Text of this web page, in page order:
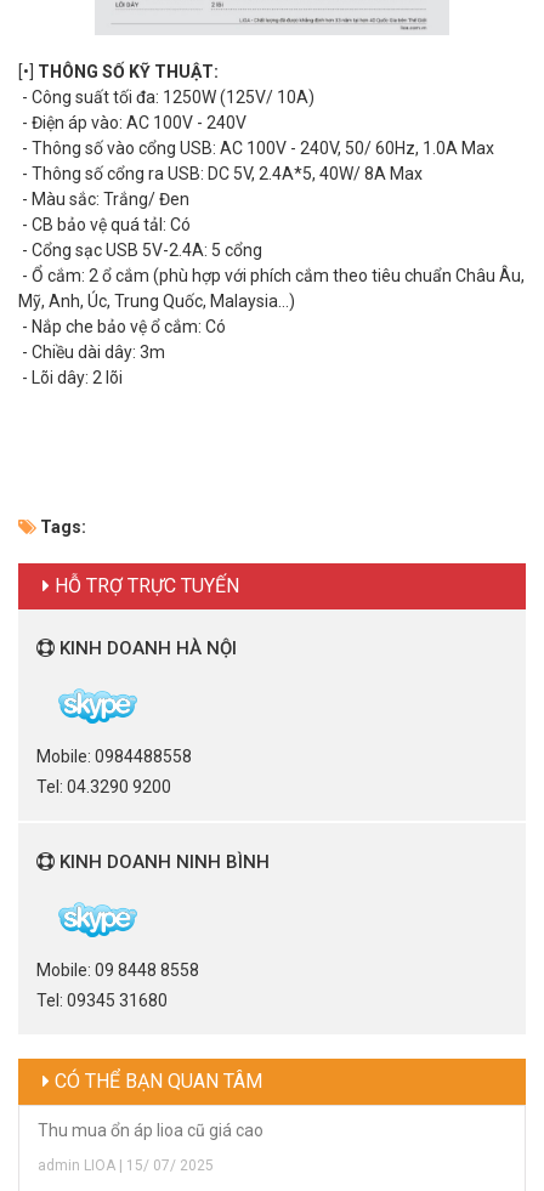
[•] THÔNG SỐ KỸ THUẬT:
- Công suất tối đa: 1250W (125V/ 10A)
- Điện áp vào: AC 100V - 240V
- Thông số vào cổng USB: AC 100V - 240V, 50/ 60Hz, 1.0A Max
- Thông số cổng ra USB: DC 5V, 2.4A*5, 40W/ 8A Max
- Màu sắc: Trắng/ Đen
- CB bảo vệ quá tảI: Có
- Cổng sạc USB 5V-2.4A: 5 cổng
- Ổ cắm: 2 ổ cắm (phù hợp với phích cắm theo tiêu chuẩn Châu Âu,
Mỹ, Anh, Úc, Trung Quốc, Malaysia...)
- Nắp che bảo vệ ổ cắm: Có
- Chiều dài dây: 3m
- Lõi dây: 2 lõi
Tags:
HỖ TRỢ TRỰC TUYẾN
KINH DOANH HÀ NỘI
Mobile: 0984488558
Tel: 04.3290 9200
KINH DOANH NINH BÌNH
Mobile: 09 8448 8558
Tel: 09345 31680
CÓ THỂ BẠN QUAN TÂM
Thu mua ổn áp lioa cũ giá cao
admin LIOA | 15/ 07/ 2025